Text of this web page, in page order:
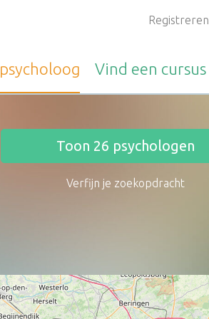
Registreren
psycholoog Vind een cursus
Toon 26 psychologen
Verfijn je zoekopdracht